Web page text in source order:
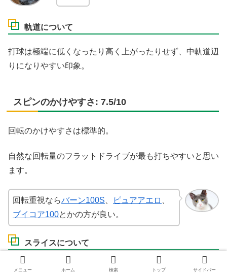
軌道について
打球は極端に低くなったり高く上がったりせず、中軌道辺
りになりやすい印象。
スピンのかけやすさ: 7.5/10
回転のかけやすさは標準的。
自然な回転量のフラットドライブが最も打ちやすいと思い
ます。
回転重視ならバーン100S ピュアアエロ
ブイコア100とかの方が良い。
スライスについて
スライスは低～中軌道辺りのスーッと滑っていくショット
メニュー ホーム 検索 トップ サイドバー